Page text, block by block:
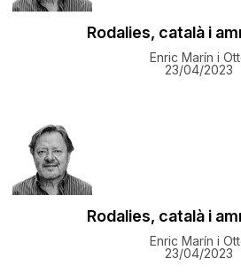
Rodalies, català i
Enric Marín i
23/04/2023
Rodalies, català i
Enric Marín i
23/04/2023